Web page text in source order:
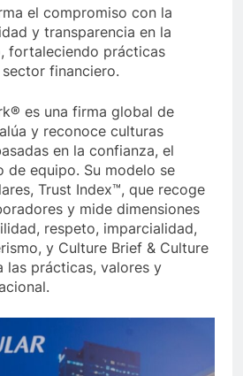
el compromiso con la
y transparencia en la
fortaleciendo prácticas
financiero.
es una firma global de
y reconoce culturas
en la confianza, el
de equipo. Su modelo se
Trust Index™, que recoge
y mide dimensiones
respeto, imparcialidad,
y Culture Brief & Culture
las prácticas, valores y